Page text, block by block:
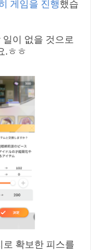
게임을 진행했습
이 없을 것으로
.ㅎㅎ
로 확보한 피스를